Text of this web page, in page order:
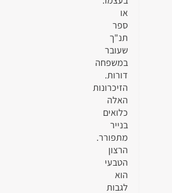
או
ספר
תנ"ך
שעובר
במשפחה
דורות.
הזיכרונות
האלה
כלואים
בנייר
מתפורר.
הרצון
הטבעי
הוא
לגבות